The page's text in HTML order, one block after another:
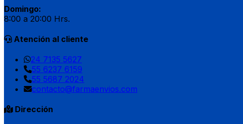
Domingo:
8:00 a 20:00 Hrs.
Atención al cliente
24 7135 5627
55 6237 6159
55 5687 2024
contacto@farmaenvios.com
Dirección